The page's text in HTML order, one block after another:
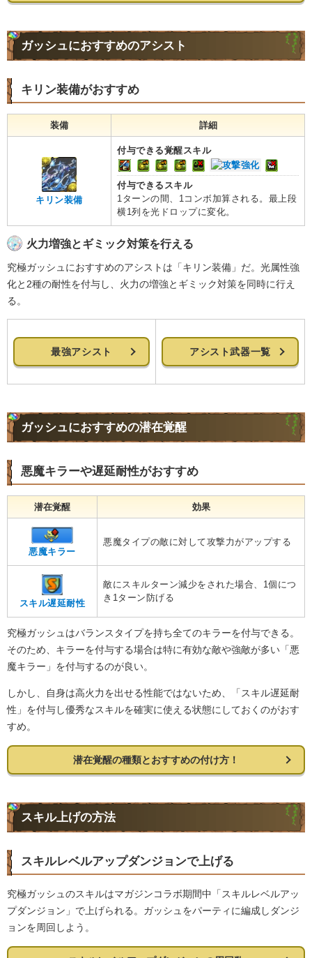
ガッシュにおすすめのアシスト
キリン装備がおすすめ
装備 詳細
キリン装備
付与できる覚醒スキル
付与できるスキル
1ターンの間、1コンボ加算される。最上段
横1列を光ドロップに変化。
火力増強とギミック対策を行える
究極ガッシュにおすすめのアシストは「キリン装備」だ。光属性強
化と2種の耐性を付与し、火力の増強とギミック対策を同時に行え
る。
最強アシスト アシスト武器一覧
ガッシュにおすすめの潜在覚醒
悪魔キラーや遅延耐性がおすすめ
潜在覚醒 効果
悪魔キラー
悪魔タイプの敵に対して攻撃力がアップする
スキル遅延耐性
敵にスキルターン減少をされた場合、1個につ
き1ターン防げる
究極ガッシュはバランスタイプを持ち全てのキラーを付与できる。
そのため、キラーを付与する場合は特に有効な敵や強敵が多い「悪
魔キラー」を付与するのが良い。
しかし、自身は高火力を出せる性能ではないため、「スキル遅延耐
性」を付与し優秀なスキルを確実に使える状態にしておくのがおす
すめ。
潜在覚醒の種類とおすすめの付け方！
スキル上げの方法
スキルレベルアップダンジョンで上げる
究極ガッシュのスキルはマガジンコラボ期間中「スキルレベルアッ
プダンジョン」で上げられる。ガッシュをパーティに編成しダンジ
ョンを周回しよう。